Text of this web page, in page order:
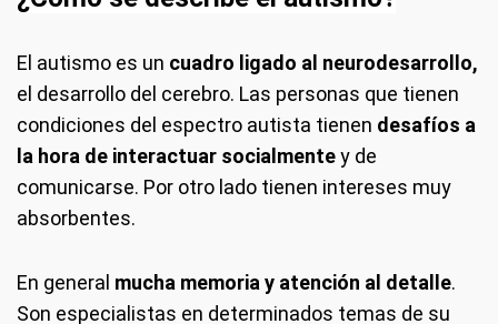
El autismo es un cuadro ligado al neurodesarrollo,
el desarrollo del cerebro. Las personas que tienen
condiciones del espectro autista tienen desafíos a
la hora de interactuar socialmentey de
comunicarse. Por otro lado tienen intereses muy
absorbentes.
En general mucha memoria y atención al detalle.
Son especialistas en determinados temas de su